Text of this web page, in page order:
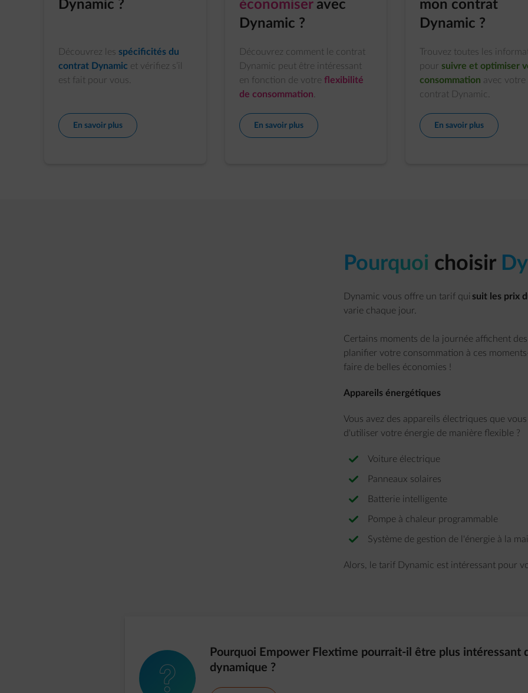
Dynamic ?
Découvrez les spécificités du
contrat Dynamic et vérifiez s’il
est fait pour vous.
En savoir plus
économiseravec
Dynamic ?
Découvrez comment le contrat
Dynamic peut être intéressant
en fonction de votre flexibilité
de consommation
En savoir plus
mon contrat
Dynamic ?
Trouvez toutes les
pour suivre et optimiser
consommation avec votre
contrat Dynamic.
En savoir plus
Pourquoi choisir
Dynamic vous offre un tarif qui suit les prix
varie chaque jour.
Certains moments de la journée affichent
planifier votre consommation à ces
faire de belles économies !
Appareils énergétiques
Vous avez des appareils électriques que
d'utiliser votre énergie de manière flexible ?
Voiture électrique
Panneaux solaires
Batterie intelligente
Pompe à chaleur programmable
Système de gestion de l'énergie à la
Alors, le tarif Dynamic est intéressant pour
element-question
Pourquoi Empower Flextime pourrait-il être plus intéressant
dynamique ?